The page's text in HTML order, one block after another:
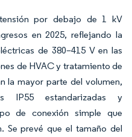
por debajo de 1 kV
en 2025, reflejando la
de 380–415 V en las
de HVAC y tratamiento de
la mayor parte del volumen,
IP55 estandarizadas y
de conexión simple que
Se prevé que el tamaño del